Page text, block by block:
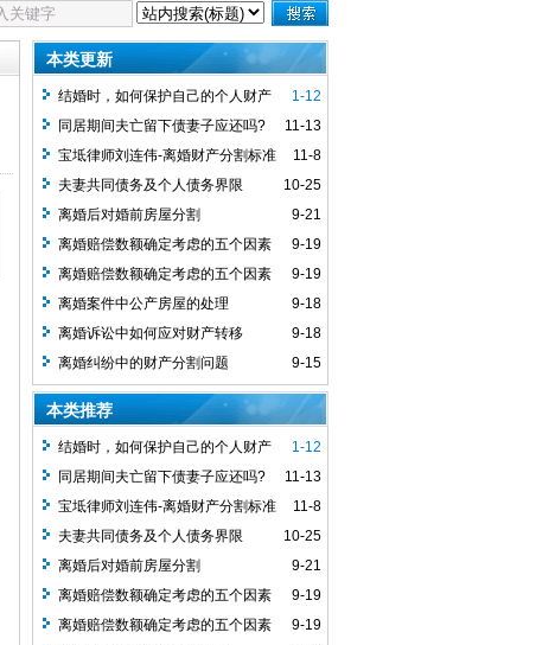
本类更新
1-12
结婚时，如何保护自己的个人财产
11-13
同居期间夫亡留下债妻子应还吗?
11-8
宝坻律师刘连伟-离婚财产分割标准
10-25
夫妻共同债务及个人债务界限
9-21
离婚后对婚前房屋分割
9-19
离婚赔偿数额确定考虑的五个因素
9-19
离婚赔偿数额确定考虑的五个因素
9-18
离婚案件中公产房屋的处理
9-18
离婚诉讼中如何应对财产转移
9-15
离婚纠纷中的财产分割问题
本类推荐
1-12
结婚时，如何保护自己的个人财产
11-13
同居期间夫亡留下债妻子应还吗?
11-8
宝坻律师刘连伟-离婚财产分割标准
10-25
夫妻共同债务及个人债务界限
9-21
离婚后对婚前房屋分割
9-19
离婚赔偿数额确定考虑的五个因素
9-19
离婚赔偿数额确定考虑的五个因素